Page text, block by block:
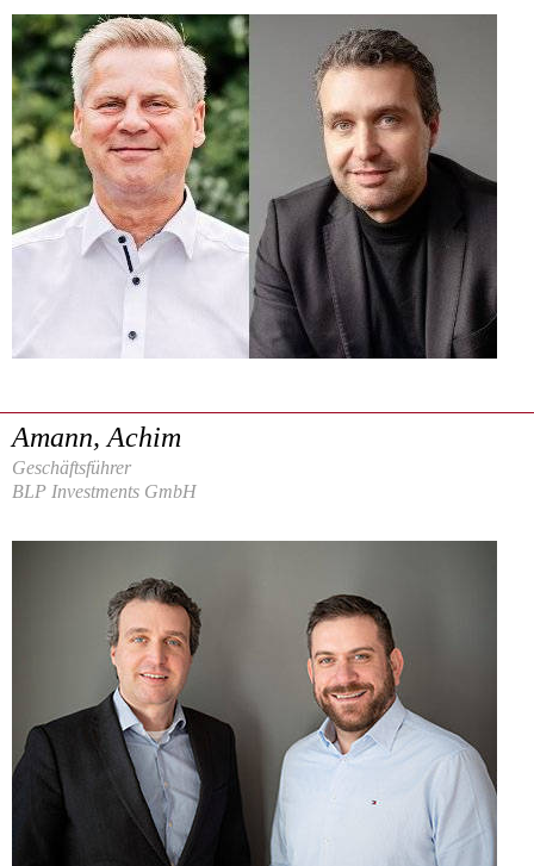
Amann, Achim
Geschäftsführer
BLP Investments GmbH